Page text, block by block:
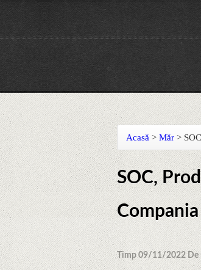
Acasă > Măr >
SOC,
Timp 09/11/2022 De